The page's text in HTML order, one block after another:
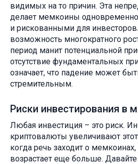
видимых на то причин. Эта
делает мемкоины
и рискованными для
возможность многократного
период манит потенциальной
отсутствие фундаментальных
означает, что падение может
стремительным.
Риски инвестирования в
Любая инвестиция – это риск.
криптовалюты увеличивают
когда речь заходит о
возрастает еще больше.